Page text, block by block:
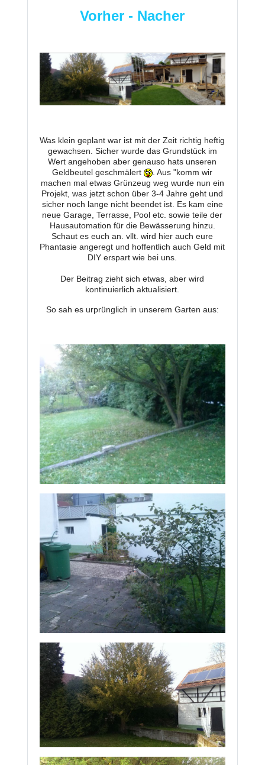
Vorher - Nacher
Was klein geplant war ist mit der Zeit richtig heftig
gewachsen. Sicher wurde das Grundstück im
Wert angehoben aber genauso hats unseren
Geldbeutel geschmälert
. Aus "komm wir
machen mal etwas Grünzeug weg wurde nun ein
Projekt, was jetzt schon über 3-4 Jahre geht und
sicher noch lange nicht beendet ist. Es kam eine
neue Garage, Terrasse, Pool etc. sowie teile der
Hausautomation für die Bewässerung hinzu.
Schaut es euch an. vllt. wird hier auch eure
Phantasie angeregt und hoffentlich auch Geld mit
DIY erspart wie bei uns.
Der Beitrag zieht sich etwas, aber wird
kontinuierlich aktualisiert.
So sah es urprünglich in unserem Garten aus: